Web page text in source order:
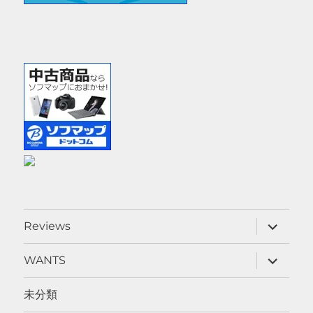
Reviews
サ
ブ
メ
ニ
ュ
ー
WANTS
サ
ブ
メ
未分類